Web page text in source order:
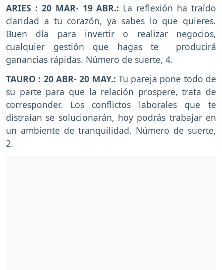
ARIES : 20 MAR- 19 ABR.: La reflexión ha traído
claridad a tu corazón, ya sabes lo que quieres.
Buen día para invertir o realizar negocios,
cualquier gestión que hagas te producirá
ganancias rápidas. Número de suerte, 4.
TAURO : 20 ABR- 20 MAY.: Tu pareja pone todo de
su parte para que la relación prospere, trata de
corresponder. Los conflictos laborales que te
distraían se solucionarán, hoy podrás trabajar en
un ambiente de tranquilidad. Número de suerte,
2.